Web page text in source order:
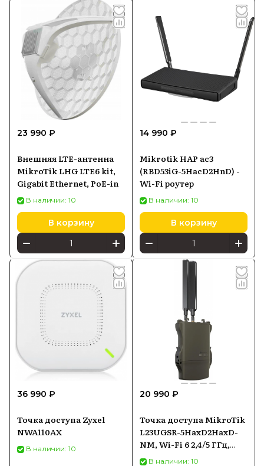
23 990 ₽
Внешняя LTE-антенна
MikroTik LHG LTE6 kit,
Gigabit Ethernet, PoE-in
В наличии: 10
В корзину
14 990 ₽
Mikrotik HAP ac3
(RBD53iG-5HacD2HnD) -
Wi-Fi роутер
В наличии: 10
В корзину
36 990 ₽
Точка доступа Zyxel
NWA110AX
В наличии: 10
20 990 ₽
Точка доступа MikroTik
L23UGSR-5HaxD2HaxD-
NM, Wi-Fi 6 2,4/5 ГГц,
PoE-in
В наличии: 10